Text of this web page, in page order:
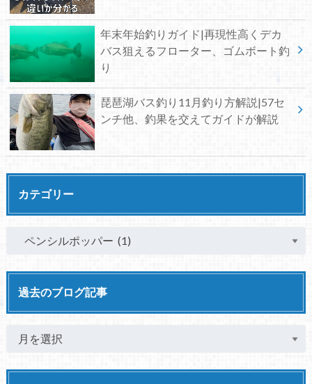
年末年始釣りガイド|再現性高くデカ
バス狙えるフローター、ゴムボート釣
り
琵琶湖バス釣り11月釣り方解説|57セ
ンチ他、釣果を交えてガイドが解説
カテゴリー
過去のブログ記事